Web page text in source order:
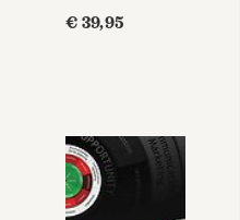
Kus de visie wakker
€ 39,95